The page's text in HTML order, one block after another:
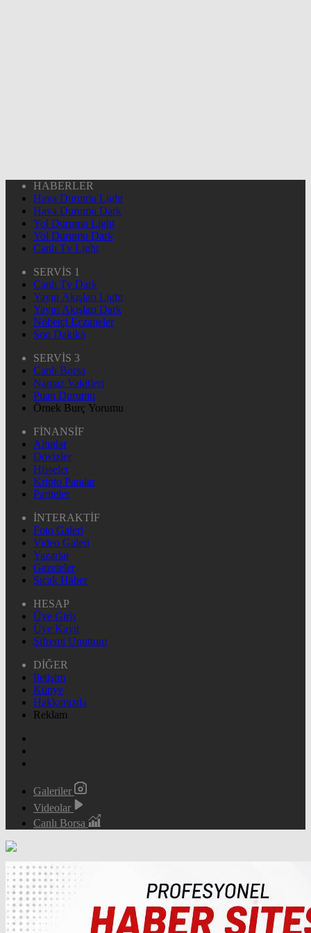
HABERLER
Hava Durumu Light
Hava Durumu Dark
Yol Durumu Light
Yol Durumu Dark
Canlı Tv Light
SERVİS 1
Canlı Tv Dark
Yayın Akışları Light
Yayın Akışları Dark
Nöbetçi Eczaneler
Son Dakika
SERVİS 3
Canlı Borsa
Namaz Vakitleri
Puan Durumu
Örnek Burç Yorumu
FİNANSİF
Altınlar
Dövizler
Hisseler
Kripto Paralar
Pariteler
İNTERAKTİF
Foto Galeri
Video Galeri
Yazarlar
Gazeteler
Sıcak Haber
HESAP
Üye Giriş
Üye Kayıt
Şifremi Unuttum
DİĞER
İletişim
Künye
Hakkımızda
Reklam
Galeriler
Videolar
Canlı Borsa